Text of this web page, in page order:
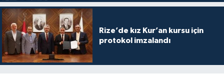
Rize’de kız Kur’an kursu için
protokol imzalandı